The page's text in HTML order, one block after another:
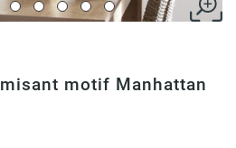
motif Manhattan